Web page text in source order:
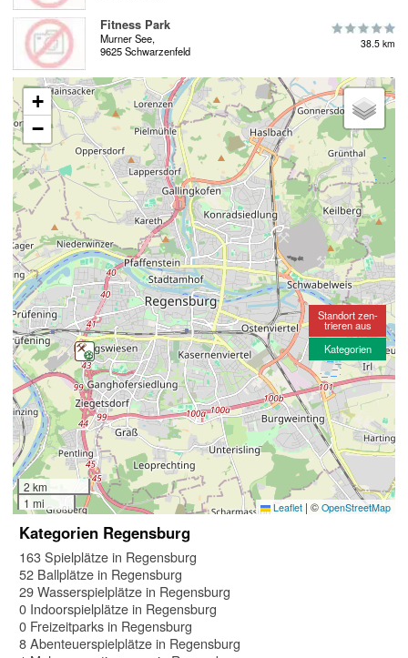
Fitness Park
Murner See,
9625 Schwarzenfeld
38.5 km
+
−
2 km
1 mi
Leaflet | © OpenStreetMap
Standort zen-
trieren aus
Kategorien
Kategorien Regensburg
163 Spielplätze in Regensburg
52 Ballplätze in Regensburg
29 Wasserspielplätze in Regensburg
0 Indoorspielplätze in Regensburg
0 Freizeitparks in Regensburg
8 Abenteuerspielplätze in Regensburg